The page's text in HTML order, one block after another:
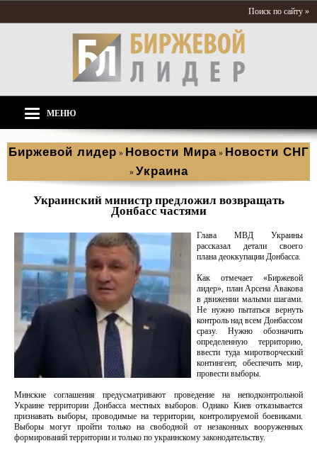
Поиск по сайту »
МЕНЮ
Биржевой лидер » Новости Мира » Новости СНГ
» Украина
Украинский министр предложил возвращать
Донбасс частями
Глава МВД Украины
рассказал детали своего
плана деоккупации Донбасса.
Как отмечает «Биржевой
лидер», план Арсена Авакова
в движении малыми шагами.
Не нужно пытаться вернуть
контроль над всем Донбассом
сразу. Нужно обозначить
определенную территорию,
ввести туда миротворческий
контингент, обеспечить мир,
провести выборы.
Минские соглашения предусматривают проведение на неподконтрольной
Украине территории Донбасса местных выборов. Однако Киев отказывается
признавать выборы, проводимые на территории, контролируемой боевиками.
Выборы могут пройти только на свободной от незаконных вооруженных
формирований территории и только по украинскому законодательству.